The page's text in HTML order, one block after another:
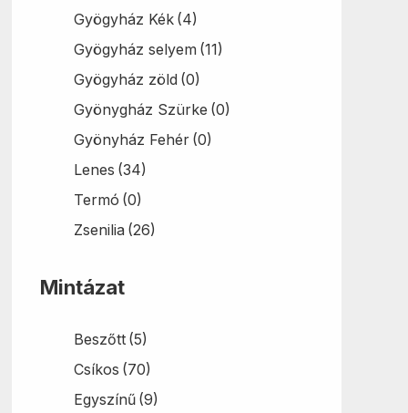
Gyögyház Kék (4)
Gyögyház selyem (11)
Gyögyház zöld (0)
Gyönygház Szürke (0)
Gyönyház Fehér (0)
Lenes (34)
Termó (0)
Zsenilia (26)
Mintázat
Beszőtt (5)
Csíkos (70)
Egyszínű (9)